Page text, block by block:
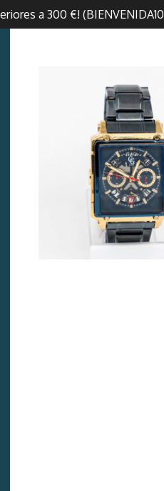
a 300 €!